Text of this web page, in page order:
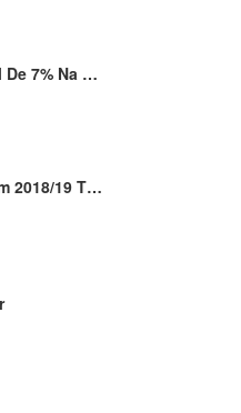
7% Na …
2018/19 T…